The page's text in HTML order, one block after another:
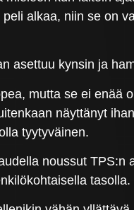
alkaa, niin se on
asettuu kynsin ja
mutta se ei enää
näyttänyt
tyytyväinen.
noussut
tasolla.